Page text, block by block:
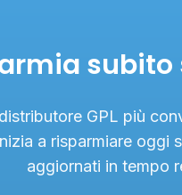
subito
GPL più
a risparmiare oggi
aggiornati in tempo